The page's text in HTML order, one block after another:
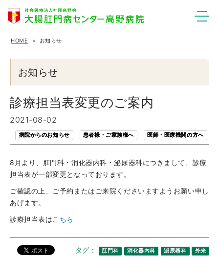
HOME お知らせ
お知らせ
診療担当表変更のご案内
2021-08-02
病院からのお知らせ 患者様・ご家族様へ 医師・医療機関の方へ
8月より、肛門科・消化器内科・泌尿器科につきまして、診療
担当表が一部変更となっております。
ご確認の上、ご予約またはご来院くださいますようお願い申し
あげます。
診療担当表はこちら
タグ： 肛門科 消化器内科 泌尿器科 外来